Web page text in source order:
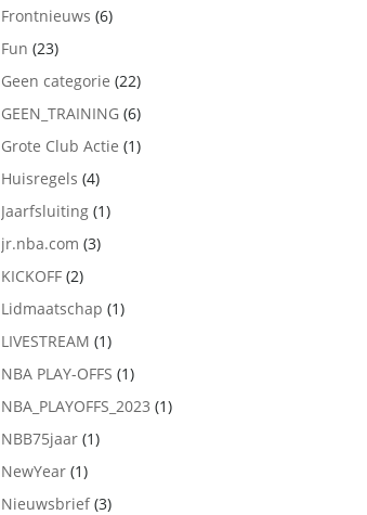
Frontnieuws (6)
Fun (23)
Geen categorie (22)
GEEN_TRAINING (6)
Grote Club Actie (1)
Huisregels (4)
Jaarfsluiting (1)
jr.nba.com (3)
KICKOFF (2)
Lidmaatschap (1)
LIVESTREAM (1)
NBA PLAY-OFFS (1)
NBA_PLAYOFFS_2023 (1)
NBB75jaar (1)
NewYear (1)
Nieuwsbrief(3)